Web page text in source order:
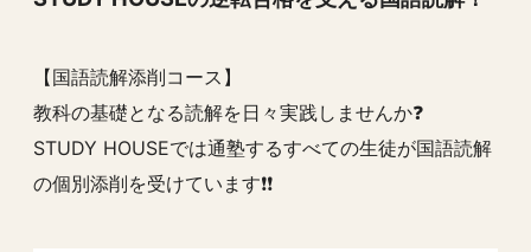
【国語読解添削コース】
教科の基礎となる読解を日々実践しませんか❓
STUDY HOUSEでは通塾するすべての生徒が国語読解
の個別添削を受けています❗️❗️